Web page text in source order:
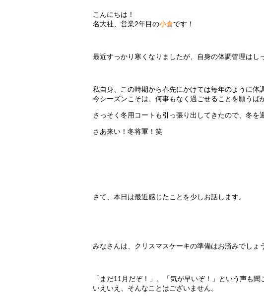
こんにちは！
名大社、営業2年目の小倉です！
最近すっかり寒くなりましたが、自身の体調管理はし
私自身、この時期から春先にかけては毎年のように体
今シーズンこそは、何事もなく過ごせることを願うば
さっそく冬用コートも引っ張り出してきたので、冬を
さあ来い！冬将軍！笑
さて、本日は最近感じたことを少しお話します。
みなさんは、クリスマスケーキの準備はお済みでしょ
「まだ11月だぞ！」、「気が早いぞ！」という声も聞
いえいえ、そんなことはございません。